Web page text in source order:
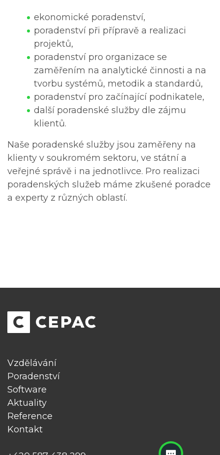
ekonomické poradenství,
poradenství při přípravě a realizaci
projektů,
poradenství pro organizace se
zaměřením na analytické činnosti a na
tvorbu systémů, metodik a standardů,
poradenství pro začínající podnikatele,
další poradenské služby dle zájmu
klientů.
Naše poradenské služby jsou zaměřeny na
klienty v soukromém sektoru, ve státní a
veřejné správě i na jednotlivce. Pro realizaci
poradenských služeb máme zkušené poradce
a experty z různých oblastí.
Vzdělávání
Poradenství
Software
Aktuality
Reference
Kontakt